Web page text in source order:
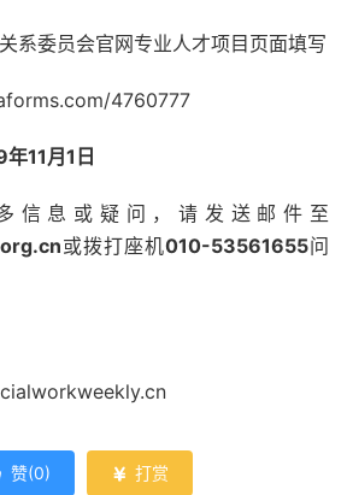
系委员会官网专业人才项目页面填写
4760777
11月1日
信息或疑问，请发送邮件至
或拨打座机010-53561655问
赞(0)  打赏